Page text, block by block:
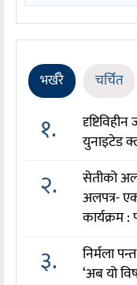
भर्खरै चर्चित
१.
युनाइटेड
२.
सेतीको
अलपत्र-
कार्यक्रम :
३.
निर्मला
‘अब यो